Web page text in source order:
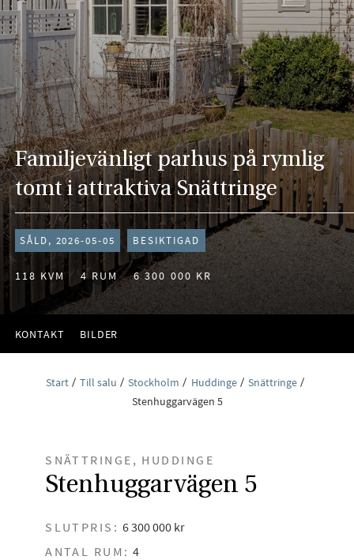
Familjevänligt parhus på rymlig
tomt i attraktiva Snättringe
SÅLD, 2026-05-05 BESIKTIGAD
118 KVM 4 RUM 6 300 000 KR
KONTAKT BILDER
Start Till salu Stockholm Huddinge
Snättringe
Stenhuggarvägen 5
SNÄTTRINGE, HUDDINGE
Stenhuggarvägen 5
SLUTPRIS: 6 300 000 kr
ANTAL RUM: 4